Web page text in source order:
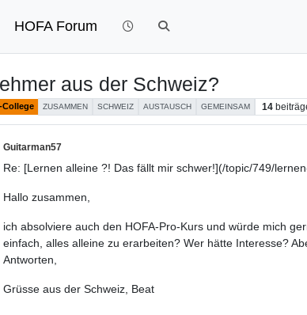
HOFA Forum
aus der Schweiz?
College ZUSAMMEN SCHWEIZ AUSTAUSCH GEMEINSAM 14
Guitarman57
Re: [Lernen alleine ?! Das fällt mir schwer!](/topic/749/
Hallo zusammen,
ich absolviere auch den HOFA-Pro-Kurs und würde mich
einfach, alles alleine zu erarbeiten? Wer hätte Interesse?
Antworten,
Grüsse aus der Schweiz, Beat